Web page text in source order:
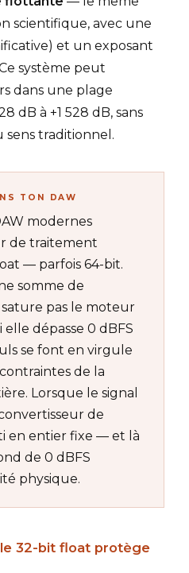
scientifique, avec une
et un exposant
système peut
dans une plage
dB à +1 528 dB, sans
traditionnel.
TON DAW
modernes
de traitement
— parfois 64-bit.
somme de
pas le moteur
dépasse 0 dBFS
se font en virgule
de la
Lorsque le signal
de
en entier fixe — et là
de 0 dBFS
physique.
32-bit float protège